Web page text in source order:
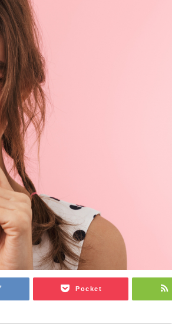
Pocket